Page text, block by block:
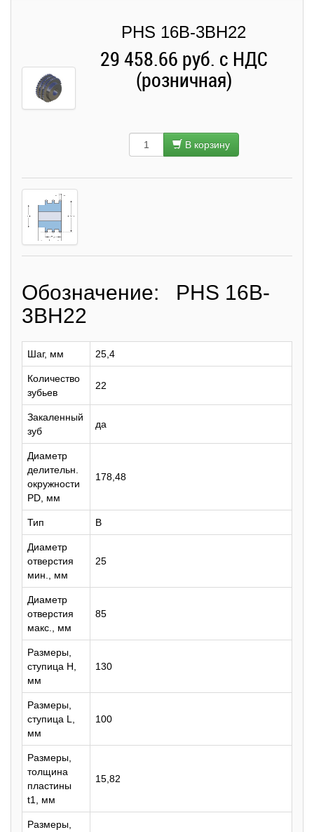
PHS 16B-3BH22
29 458.66 руб. с НДС
(розничная)
В корзину
Обозначение: PHS 16B-
3BH22
Шаг, мм 25,4
Количество
зубьев
22
Закаленный
зуб
да
Диаметр
делительн.
окружности
PD, мм
178,48
Тип B
Диаметр
отверстия
мин., мм
25
Диаметр
отверстия
макс., мм
85
Размеры,
ступица H,
мм
130
Размеры,
ступица L,
мм
100
Размеры,
толщина
пластины
t1, мм
15,82
Размеры,